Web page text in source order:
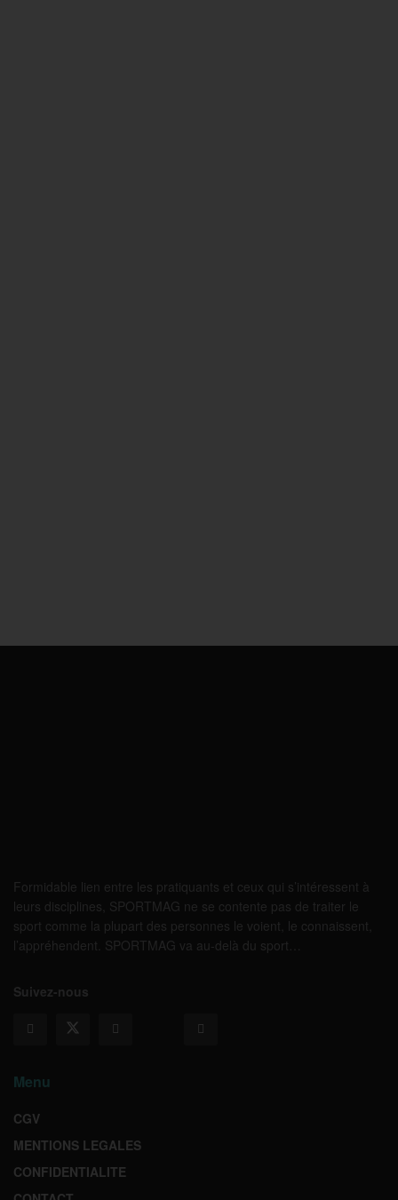
Formidable lien entre les pratiquants et ceux qui s’intéressent à
leurs disciplines, SPORTMAG ne se contente pas de traiter le
sport comme la plupart des personnes le voient, le connaissent,
l’appréhendent. SPORTMAG va au-delà du sport…
Suivez-nous
Menu
CGV
MENTIONS LEGALES
CONFIDENTIALITE